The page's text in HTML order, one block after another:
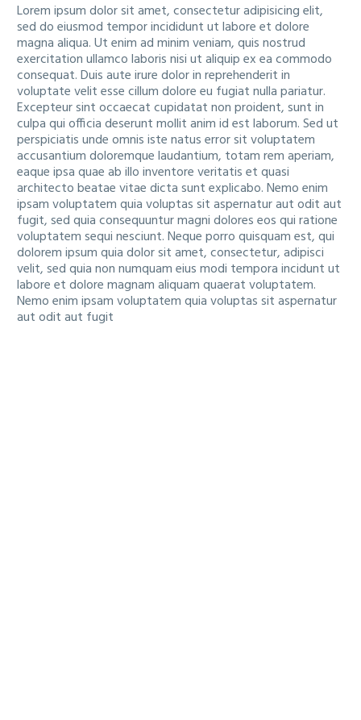
Lorem ipsum dolor sit amet, consectetur adipisicing elit,
sed do eiusmod tempor incididunt ut labore et dolore
magna aliqua. Ut enim ad minim veniam, quis nostrud
exercitation ullamco laboris nisi ut aliquip ex ea commodo
consequat. Duis aute irure dolor in reprehenderit in
voluptate velit esse cillum dolore eu fugiat nulla pariatur.
Excepteur sint occaecat cupidatat non proident, sunt in
culpa qui officia deserunt mollit anim id est laborum. Sed ut
perspiciatis unde omnis iste natus error sit voluptatem
accusantium doloremque laudantium, totam rem aperiam,
eaque ipsa quae ab illo inventore veritatis et quasi
architecto beatae vitae dicta sunt explicabo. Nemo enim
ipsam voluptatem quia voluptas sit aspernatur aut odit aut
fugit, sed quia consequuntur magni dolores eos qui ratione
voluptatem sequi nesciunt. Neque porro quisquam est, qui
dolorem ipsum quia dolor sit amet, consectetur, adipisci
velit, sed quia non numquam eius modi tempora incidunt ut
labore et dolore magnam aliquam quaerat voluptatem.
Nemo enim ipsam voluptatem quia voluptas sit aspernatur
aut odit aut fugit